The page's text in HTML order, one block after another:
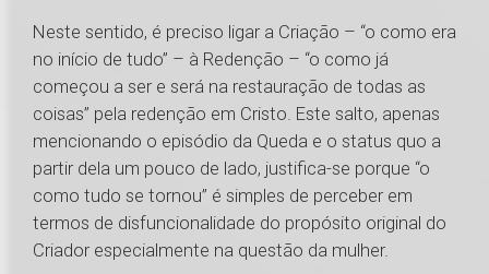
Neste sentido, é preciso ligar a Criação – “o como era
no início de tudo” – à Redenção – “o como já
começou a ser e será na restauração de todas as
coisas” pela redenção em Cristo. Este salto, apenas
mencionando o episódio da Queda e o status quo a
partir dela um pouco de lado, justifica-se porque “o
como tudo se tornou” é simples de perceber em
termos de disfuncionalidade do propósito original do
Criador especialmente na questão da mulher.